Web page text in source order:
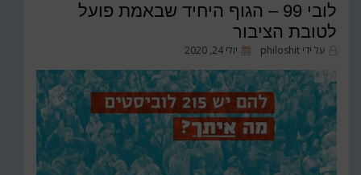
לובי 99 – הגוף היחיד שבאמת פועל
לטובת הציבור
על ידי philoshit
פורסם
יולי 24, 2020